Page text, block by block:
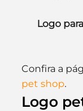
Logo
Confira a
pet shop.
Logo